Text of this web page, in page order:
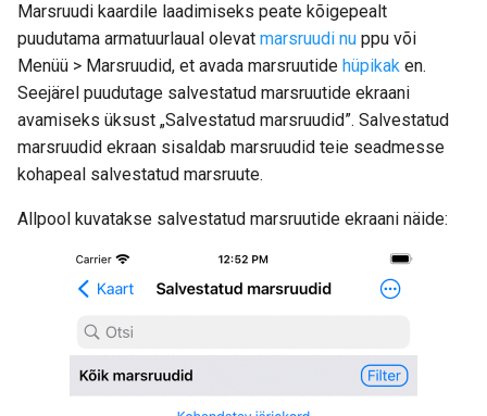
Marsruudi kaardile laadimiseks peate kõigepealt
puudutama armatuurlaual olevat marsruudi nu ppu või
Menüü > Marsruudid, et avada marsruutide hüpikak en.
Seejärel puudutage salvestatud marsruutide ekraani
avamiseks üksust „Salvestatud marsruudid”. Salvestatud
marsruudid ekraan sisaldab marsruudid teie seadmesse
kohapeal salvestatud marsruute.
Allpool kuvatakse salvestatud marsruutide ekraani näide: